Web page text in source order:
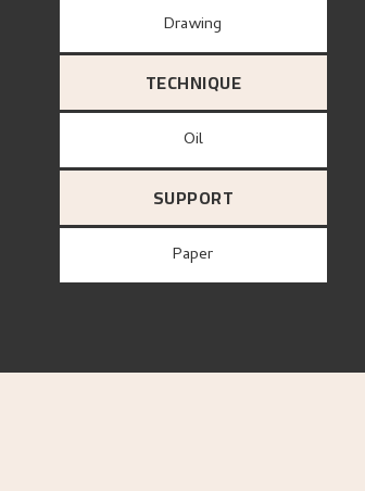
Drawing
TECHNIQUE
Oil
SUPPORT
paper